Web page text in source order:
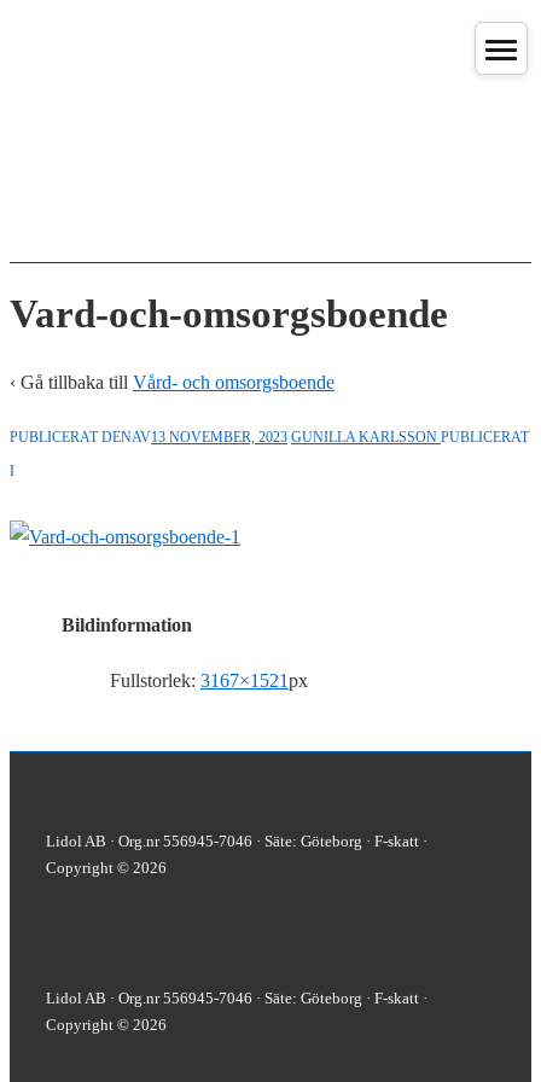
Vard-och-omsorgsboende
‹ Gå tillbaka till Vård- och omsorgsboende
PUBLICERAT DENAV13 NOVEMBER, 2023 GUNILLA KARLSSON PUBLICERAT
I
Bildinformation
Fullstorlek: 3167×1521px
Lidol AB · Org.nr 556945-7046 · Säte: Göteborg · F-skatt ·
Copyright © 2026
Lidol AB · Org.nr 556945-7046 · Säte: Göteborg · F-skatt ·
Copyright © 2026